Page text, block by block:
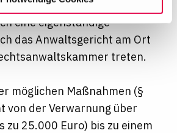
indem Sie am Ende der
klicken. Weitere
Sie in unseren
durch die
eine eigenständige
das Anwaltsgericht am Ort
treten.
möglichen Maßnahmen (§
von der Verwarnung über
zu 25.000 Euro) bis zu einem